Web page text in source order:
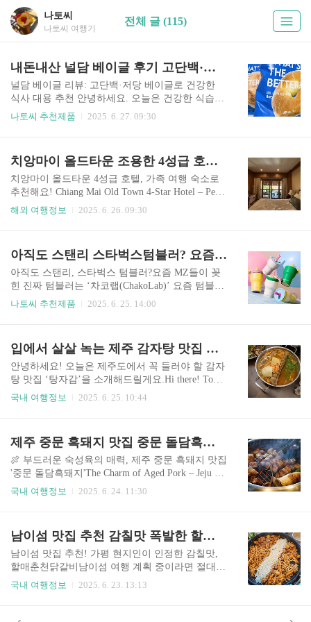
나토씨
나토씨 여행기
전체 글 (115)
내돈내산 널담 베이글 후기 고단백·저당 베이글로 건강한 식사 대용 추천
널담 베이글 리뷰: 고단백·저당 베이글로 건강한
식사 대용 추천 안녕하세요. 오늘은 건강한 식습관
을 추구하는 분들을 위해 널담 베이글을 소개하려
탄탄한 영양 밸런스를 자랑하는 베이글입니다. 내
돈 내산으로 벌써 몇번째 구매해서 먹는지 기억도
안나는 널담베이글이예요.6월에만 네번 구매 ㅎㅎ
ㅎ 1. 널담 베이글이란? 널담 베이글은 일반 베이글
과 달리 단백질 함량은 높이고, 당분은 낮춘 건강
록 설계되었죠.고단백: 충분한 단백질 공급으로 포
만감을 유지저당: 당 함량이 낮아..
나토씨 추천제품 2025. 6. 27. 09:30
치앙마이 올드타운 조용한 4성급 호텔 림 리조트 리뷰 Chiang Mai Old Town 4-Star Hotel – Perfect for Family Trips!
치앙마이 올드타운 4성급 호텔, 가족 여행 숙소로
추천해요! Chiang Mai Old Town 4-Star Hotel – Perfe
ct for Family Trips! 치앙마이 여행을 다녀온 지 벌
our Chiang Mai trip. Back in November, we went on a
5-night, 6-day family trip and stayed at a hotel that tur
ned out to be the perfect choice for our multigeneratio
nal group – from a 70..
해외 여행정보 2025. 6. 26. 09:30
아직도 스탠리 스타벅스텀블러? 요즘 MZ가 선택한 차코랩 텀블러 리뷰!
아직도 스탠리, 스타벅스 텀블러?요즘 MZ들이 꽂
힌 진짜 텀블러는 ‘차코랩(ChakoLab)’ 요즘 텀블러
하나쯤은 다들 들고 다니죠.출근길 커피, 헬스장 워
쓰고 계신가요?사실 저도 스탠리 텀블러와 스타벅
스 텀블러를 갖고있는데요. ㅋㅋ요즘 MZ세대 사이
에서 조용히 입소문 타고 있는 텀블러 브랜드,차코
랩(ChakoLab)을 들어보셨나요? ✨ 심플하지만 감성
적인 디자인차코랩 텀블러의 첫인상은 딱 한마디
위, 피트니스 센터, 캠핑 테이블 위 어디든 자연스
럽게 녹아드는 디자인..
나토씨 추천제품 2025. 6. 25. 14:00
입에서 살살 녹는 제주 감자탕 맛집 탕자감 후기 Jeju Gamjatang Spot 'Tangjagam' Review
안녕하세요! 오늘은 제주도에서 꼭 들러야 할 감자
탕 맛집 ‘탕자감’을 소개해드릴게요.Hi there! Toda
y, I’m sharing a must-visit gamjatang (pork bone stew)
따뜻한 국물이 간절해졌어요.그래서 친구들과 찾
은 곳이 바로 감자탕과 등갈비찜으로 소문난 ‘탕자
감’이었답니다.특히 이곳은 등갈비 감자탕이 유명
해 기대감을 안고 방문하게 되었어요. 결과적으로
정말 훌륭한 선택이었답니다.During a cozy staycati
국내 여행정보 2025. 6. 25. 10:44
제주 중문 흑돼지 맛집 중문 돌담흑돼지 - Jeju Jungmun Black Pork Restaurant ‘Jungmun Doldam Heukdwaeji’
🍖 부드러운 숙성육의 매력, 제주 중문 흑돼지 맛집
'중문 돌담흑돼지'The Charm of Aged Pork – Jeju Ju
ngmun Black Pork Restaurant ‘Jungmun Doldam Heuk
로 **‘중문 돌담흑돼지’**라는 곳인데요, 330시간
교차숙성을 거친 흑돼지 숙성육을 맛볼 수 있어 고
기의 깊은 풍미가 인상적이었어요.Whenever I trave
l to Jeju, indulging in pork dishes is a must.This time,
I found an exceptionally satisfying black po..
국내 여행정보 2025. 6. 24. 11:30
남이섬 맛집 추천 감칠맛 폭발한 할매춘천닭갈비 (Must-Try Nami Island Restaurant: Halmae Chuncheon Dakgalbi with 35 Years of Flavor)
남이섬 맛집 추천! 가평 현지인이 인정한 감칠맛,
할매춘천닭갈비남이섬 여행 계획 중이라면 절대
놓치면 안 되는 남이섬 맛집이 있습니다.바로 가평
곳으로, 감칠맛 가득한 닭갈비 맛에 감동했던 경험
국내 여행정보 2025. 6. 23. 13:13